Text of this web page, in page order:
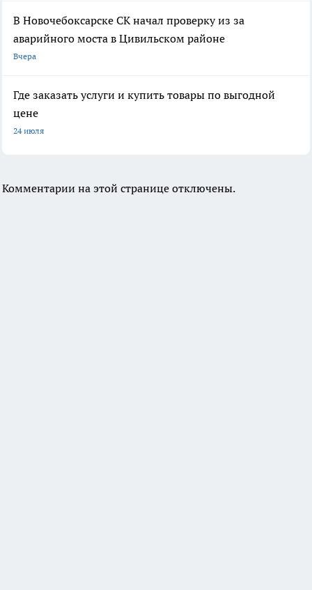
В Новочебоксарске СК начал проверку из за
аварийного моста в Цивильском районе
Вчера
Где заказать услуги и купить товары по выгодной
цене
24 июля
Комментарии на этой странице отключены.